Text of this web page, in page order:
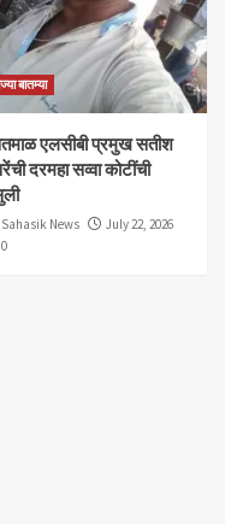
बातम्या
एलसीबी प्रमुख सतीश
दरमहा सव्वा कोटींची
Sahasik News
July 22, 2026
0